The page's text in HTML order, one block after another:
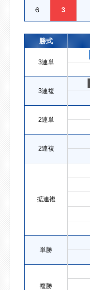
６ 3
勝式
3連単
3連複
2連単
2連複
拡連複
単勝
複勝